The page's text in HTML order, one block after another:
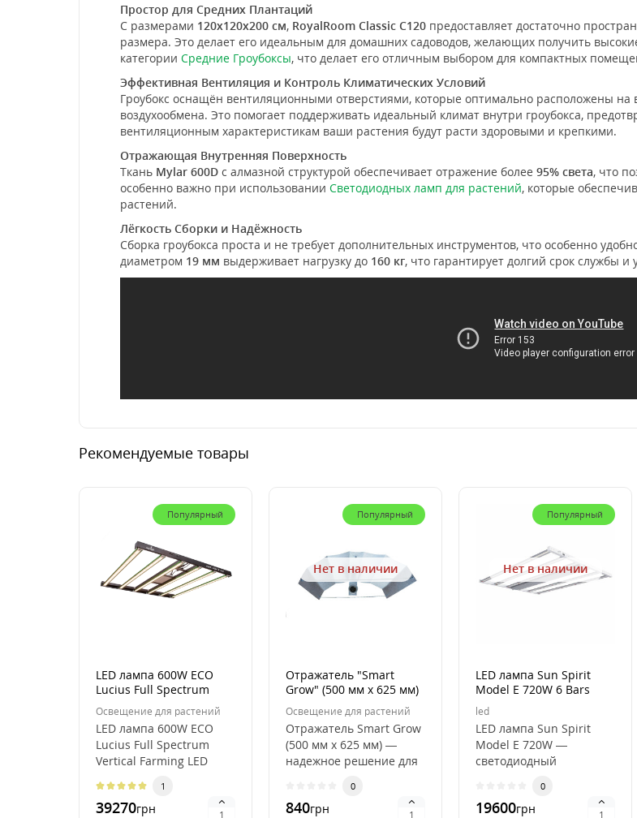
Простор для Средних Плантаций
С размерами 120x120x200 см, RoyalRoom Classic C120 предоставляет достаточно
размера. Это делает его идеальным для домашних садоводов, желающих получить
категории Средние Гроубоксы, что делает его отличным выбором для компактных
Эффективная Вентиляция и Контроль Климатических Условий
Гроубокс оснащён вентиляционными отверстиями, которые оптимально расположены на
воздухообмена. Это помогает поддерживать идеальный климат внутри гроубокса,
вентиляционным характеристикам ваши растения будут расти здоровыми и крепкими.
Отражающая Внутренняя Поверхность
Ткань Mylar 600D с алмазной структурой обеспечивает отражение более 95% света, что
особенно важно при использовании Светодиодных ламп для растений, которые
растений.
Лёгкость Сборки и Надёжность
Сборка гроубокса проста и не требует дополнительных инструментов, что особенно
диаметром 19 мм выдерживает нагрузку до 160 кг, что гарантирует долгий срок службы и
Рекомендуемые товары
Популярный
LED лампа 600W ECO
Lucius Full Spectrum
Vertical Farming LED
Grow Light
Освещение для растений
LED лампа 600W ECO
Lucius Full Spectrum
Vertical Farming LED
светодиодная лампа д..
1
39270грн
Популярный
Нет в наличии
Отражатель "Smart
Grow" (500 мм х 625 мм)
Освещение для растений
Отражатель Smart Grow
(500 мм х 625 мм) —
надежное решение для
освещения Отраж..
0
840грн
Популярный
Нет в наличии
LED лампа Sun Spirit
Model E 720W 6 Bars
(ручной димминг)
led
LED лампа Sun Spirit
Model E 720W —
светодиодный
профессионального
выращивания ..
0
19600грн